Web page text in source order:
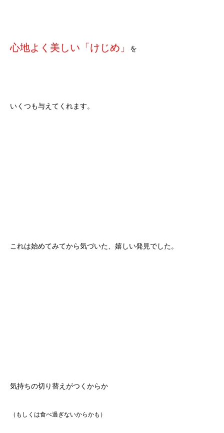
心地よく美しい「けじめ」 を
いくつも与えてくれます。
これは始めてみてから気づいた、嬉しい発見でした。
気持ちの切り替えがつくからか
（もしくは食べ過ぎないからかも）